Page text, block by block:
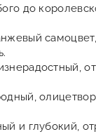
до
самоцвет,
и глубокий,